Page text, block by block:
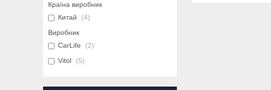
Країна виробник
Китай
4
Виробник
CarLife
2
Vitol
5